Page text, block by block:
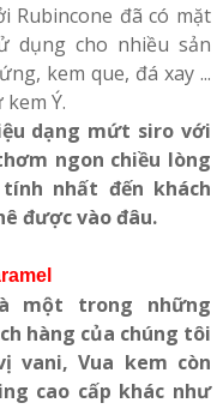
Rubincone đã có mặt
dụng cho nhiều sản
kem que, đá xay ...
Ý.
dạng mứt siro với
ngon chiều lòng
nhất đến khách
được vào đâu.
một trong những
hàng của chúng tôi
vani, Vua kem còn
cao cấp khác như